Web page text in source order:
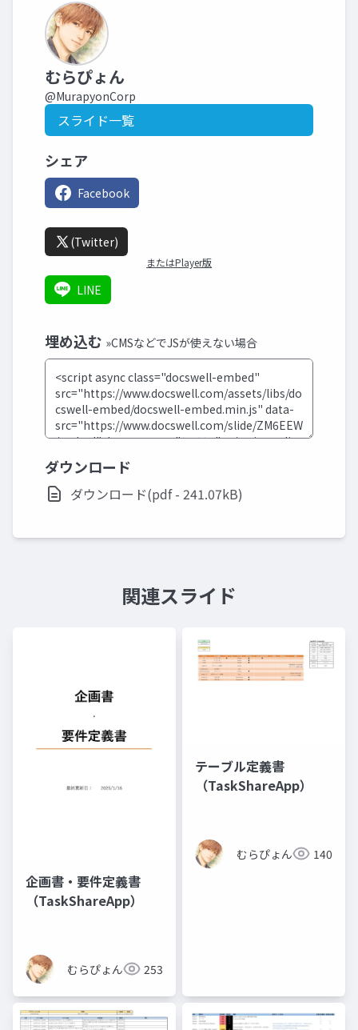
むらぴょん
@MurapyonCorp
スライド一覧
シェア
Facebook
(Twitter)
またはPlayer版
LINE
埋め込む »CMSなどでJSが使えない場合
ダウンロード
ダウンロード(pdf - 241.07kB)
関連スライド
企画書・要件定義書
（TaskShareApp）
むらぴょん 253
テーブル定義書
（TaskShareApp）
むらぴょん 140